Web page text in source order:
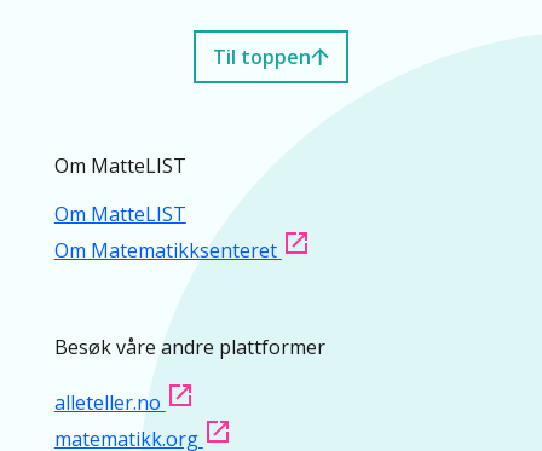
Til toppen
Om MatteLIST
Om MatteLIST
Om Matematikksenteret
Besøk våre andre plattformer
alleteller.no
matematikk.org